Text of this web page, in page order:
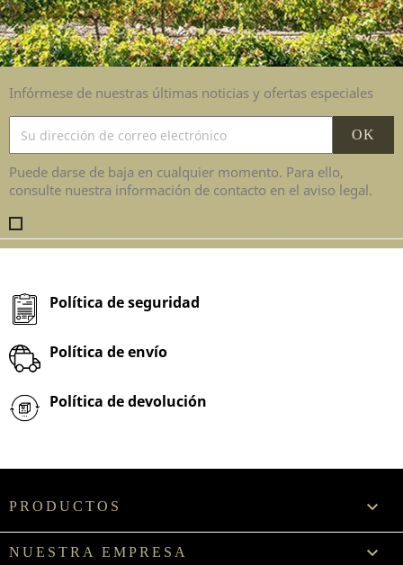
Infórmese de nuestras últimas noticias y ofertas especiales
Puede darse de baja en cualquier momento. Para ello,
consulte nuestra información de contacto en el aviso legal.
Política de seguridad
Política de envío
Política de devolución
PRODUCTOS 
NUESTRA EMPRESA 